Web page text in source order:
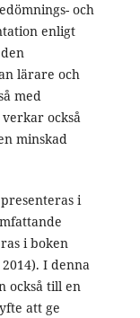
och
enligt
lärare och
med
också
minskad
i
i boken
I denna
också till en
att ge